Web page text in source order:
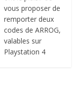
vous proposer de
remporter deux
codes de ARROG,
valables sur
Playstation 4